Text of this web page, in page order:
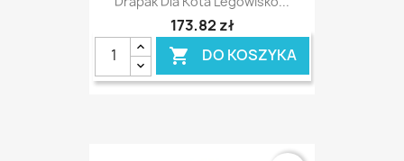
173,82 zł
 DO KOSZYKA